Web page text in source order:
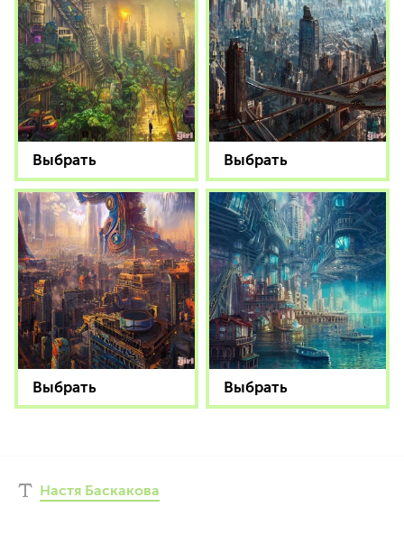
Выбрать Выбрать
Выбрать Выбрать
Настя Баскакова